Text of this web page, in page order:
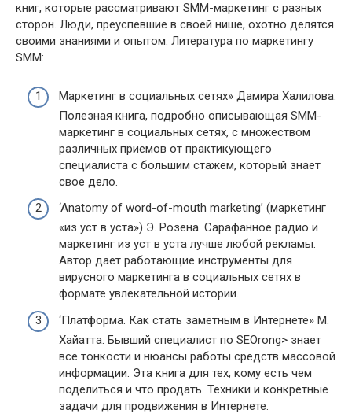
книг, которые рассматривают SMM-маркетинг с разных
сторон. Люди, преуспевшие в своей нише, охотно делятся
своими знаниями и опытом. Литература по маркетингу
SMM:
Маркетинг в социальных сетях» Дамира Халилова.
Полезная книга, подробно описывающая SMM-
маркетинг в социальных сетях, с множеством
различных приемов от практикующего
специалиста с большим стажем, который знает
свое дело.
‘Anatomy of word-of-mouth marketing’ (маркетинг
«из уст в уста») Э. Розена. Сарафанное радио и
маркетинг из уст в уста лучше любой рекламы.
Автор дает работающие инструменты для
вирусного маркетинга в социальных сетях в
формате увлекательной истории.
‘Платформа. Как стать заметным в Интернете» М.
Хайатта. Бывший специалист по SEOrong> знает
все тонкости и нюансы работы средств массовой
информации. Эта книга для тех, кому есть чем
поделиться и что продать. Техники и конкретные
задачи для продвижения в Интернете.